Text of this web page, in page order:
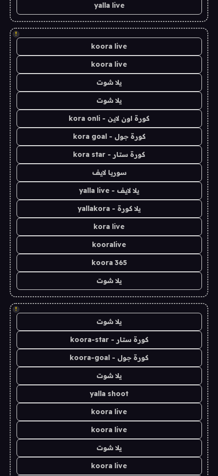
yalla live
!
koora live
koora live
يلا شوت
يلا شوت
كورة اون لاين - kora onli
كورة جول - kora goal
كورة ستار - kora star
سوريا لايف
يلا لايف - yalla live
يلا كورة - yallakora
kora live
kooralive
koora 365
يلا شوت
!
يلا شوت
كورة ستار - koora-star
كورة جول - koora-goal
يلا شوت
yalla shoot
koora live
koora live
يلا شوت
koora live